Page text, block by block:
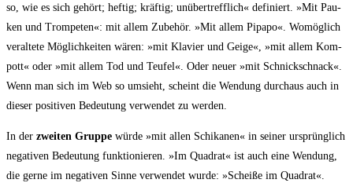
so, wie es sich gehört; hef­tig; kräf­tig; unüber­treff­lich« defi­niert. »Mit Pau­
ken und Trom­pe­ten«: mit allem Zube­hör. »Mit allem Pipa­po«. Womög­lich
ver­al­te­te Mög­lich­kei­ten wären: »mit Kla­vier und Gei­ge«, »mit allem Kom­
pott« oder »mit allem Tod und Teu­fel«. Oder neu­er »mit Schnick­schnack«.
Wenn man sich im Web so umsieht, scheint die Wen­dung durch­aus auch in
die­ser posi­ti­ven Bedeu­tung ver­wen­det zu werden.
In der zwei­ten Grup­pe wür­de »mit allen Schi­ka­nen« in sei­ner ursprüng­lich
nega­ti­ven Bedeu­tung funk­tio­nie­ren. »Im Qua­drat« ist auch eine Wen­dung,
die ger­ne im nega­ti­ven Sin­ne ver­wen­det wur­de: »Schei­ße im Qua­drat«.